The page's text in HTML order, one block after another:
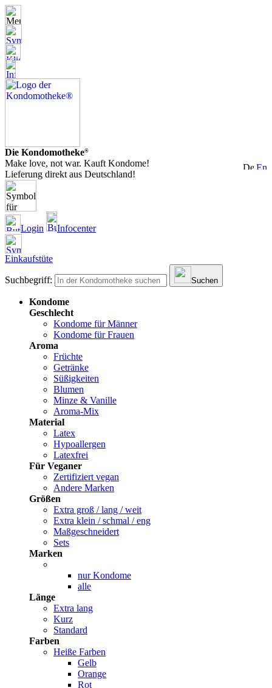
Die Kondomotheke®
Make love, not war. Kauft Kondome!
Lieferung direkt aus Deutschland!
Login Infocenter
Einkaufstüte
Suchbegriff: Suchen
Kondome
Geschlecht
Kondome für Männer
Kondome für Frauen
Aroma
Früchte
Getränke
Süßigkeiten
Blumen
Minze & Vanille
Aroma-Mix
Material
Latex
Hypoallergen
Latexfrei
Für Veganer
Zertifiziert vegan
Andere Marken
Größen
Extra groß / lang / weit
Extra klein / schmal / eng
Maßgeschneidert
Sets
Marken
nur Kondome
alle
Länge
Extra lang
Kurz
Standard
Farben
Heiße Farben
Gelb
Orange
Rot